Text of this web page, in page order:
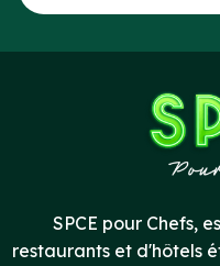
SPCE pour Chefs,
restaurants et d'hôtels